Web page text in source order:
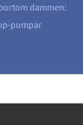
dammen:
pumpar